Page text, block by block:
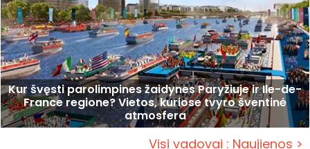
Kur švęsti parolimpines žaidynes Paryžiuje ir Ile-de-
France regione? Vietos, kuriose tvyro šventinė
atmosfera
Visi vadovai : Naujienos >